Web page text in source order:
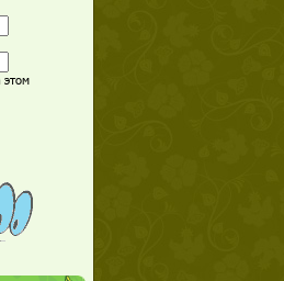
этом